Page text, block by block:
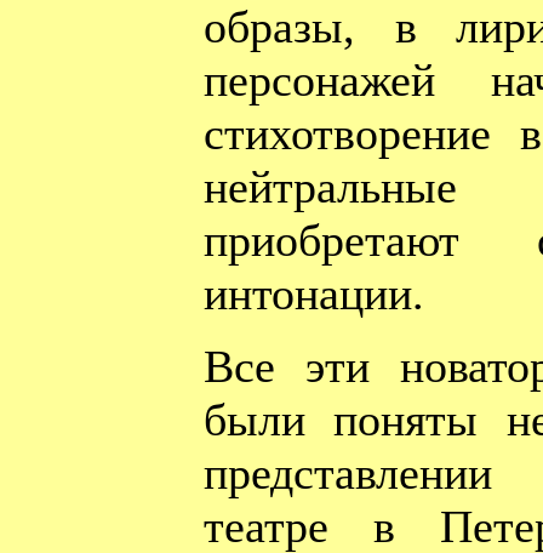
образы, в
персонажей
стихотворение
приобретают
интонации.
Все эти
были поняты
театре в